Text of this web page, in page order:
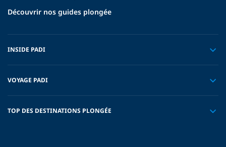
Découvrir nos guides plongée
INSIDE PADI
VOYAGE PADI
TOP DES DESTINATIONS PLONGÉE